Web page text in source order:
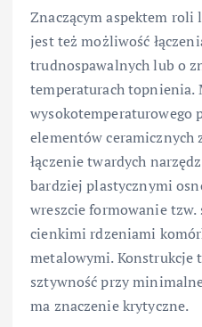
Znaczącym aspektem
jest też możliwość
trudnospawalnych lub o
temperaturach topnienia.
wysokotemperaturowego
elementów ceramicznych
łączenie twardych
bardziej plastycznymi
wreszcie formowanie
cienkimi rdzeniami
metalowymi. Konstrukcje
sztywność przy
ma znaczenie krytyczne.